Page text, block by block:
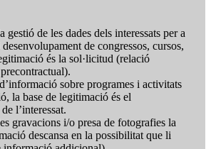
gestió de les dades dels interessats per a
de congressos, cursos,
és la sol·licitud (relació
sobre programes i activitats
la base de legitimació és el
l’interessat.
gravacions i/o presa de fotografies la
descansa en la possibilitat que li